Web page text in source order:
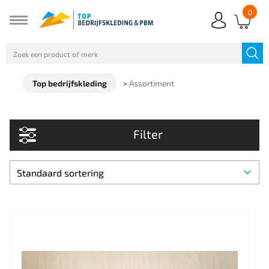
0
Top bedrijfskleding >Assortiment
Filter